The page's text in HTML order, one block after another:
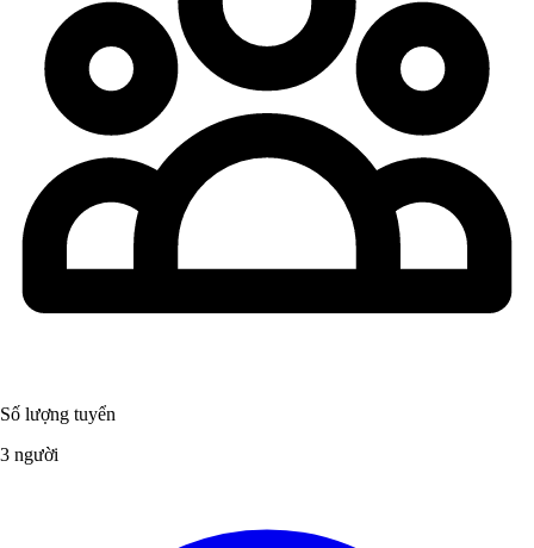
Số lượng tuyển
3 người